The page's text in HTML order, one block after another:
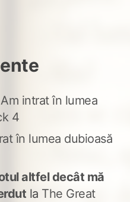
Am intrat în lumea
4
în lumea dubioasă
altfel decât mă
la The Great